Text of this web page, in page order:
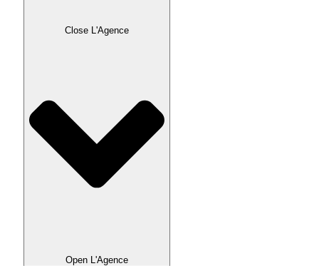
Close L'Agence
Open L'Agence